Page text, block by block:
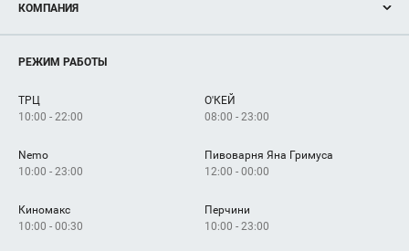
Новости
Магазины
Услуги
КОМПАНИЯ
Рекламодателям
Как добраться
РЕЖИМ РАБОТЫ
ТРЦ
10:00 - 22:00
О'КЕЙ
08:00 - 23:00
Nemo
10:00 - 23:00
Пивоварня Яна Гримуса
12:00 - 00:00
Киномакс
10:00 - 00:30
Перчини
10:00 - 23:00